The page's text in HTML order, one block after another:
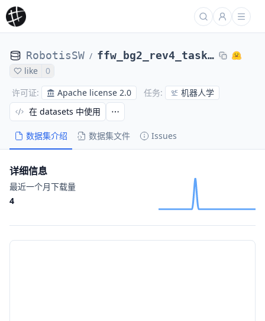
RobotisSW / ffw_bg2_rev4_task_109_1002_bokyung_1
like
0
许可证: Apache license 2.0 任务: 机器人学
数据集介绍 数据集文件 Issues
在 datasets 中使用
详细信息
最近一个月下载量
4